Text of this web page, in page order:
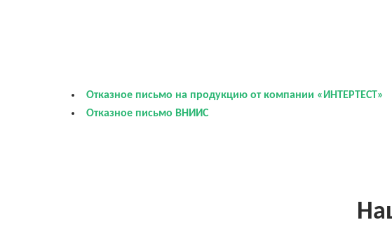
Отказное письмо на продукцию от компании «ИНТЕРТЕСТ»
Отказное письмо ВНИИС